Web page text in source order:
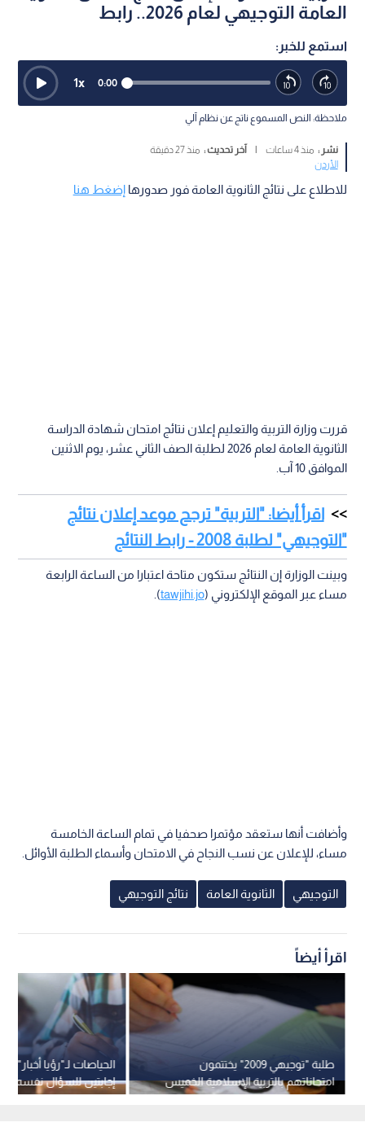
العامة التوجيهي لعام 2026.. رابط
استمع للخبر:
0:00
1x
ملاحظة: النص المسموع ناتج عن نظام آلي
نشر : منذ 4 ساعات | آخر تحديث : منذ 27 دقيقة
الأردن
للاطلاع على نتائج الثانوية العامة فور صدورهاإضغط هنا
قررت وزارة التربية والتعليم إعلان نتائج امتحان شهادة الدراسة
الثانوية العامة لعام 2026 لطلبة الصف الثاني عشر، يوم الاثنين
الموافق 10 آب.
اقرأ أيضا: "التربية" ترجح موعد إعلان نتائج
"التوجيهي" لطلبة 2008 - رابط النتائج
وبينت الوزارة إن النتائج ستكون متاحة اعتبارا من الساعة الرابعة
مساء عبر الموقع الإلكتروني (tawjihi.jo
).
وأضافت أنها ستعقد مؤتمرا صحفيا في تمام الساعة الخامسة
مساء، للإعلان عن نسب النجاح في الامتحان وأسماء الطلبة الأوائل.
التوجيهي الثانوية العامة نتائج التوجيهي
اقرأ أيضاً
الحياصات لـ"رؤيا أخبار":
إجابتين للسؤال نفسه
الإنجليزي لـ'توجيهي 2009"
طلبة "توجيهي 2009" يختتمون
امتحاناتهم بالتربية الإسلامية الخميس
- بالفيديو